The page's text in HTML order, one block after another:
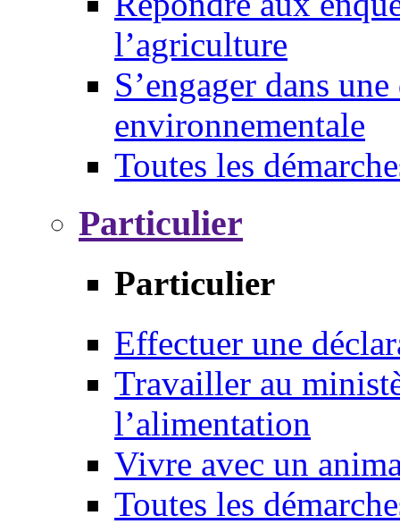
l’agriculture
S’engager dans
environnementale
Toutes les
Particulier
Particulier
Effectuer une
Travailler au
l’alimentation
Vivre avec un
Toutes les